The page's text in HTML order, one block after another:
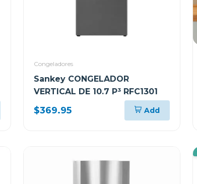
Congeladores
Sankey CONGELADOR
VERTICAL DE 10.7 P³ RFC1301
$369.95 Add